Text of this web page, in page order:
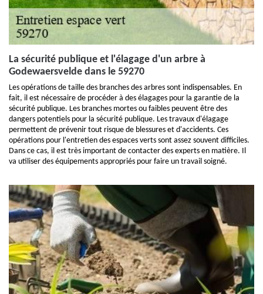
La sécurité publique et l'élagage d'un arbre à
Godewaersvelde dans le 59270
Les opérations de taille des branches des arbres sont indispensables. En
fait, il est nécessaire de procéder à des élagages pour la garantie de la
sécurité publique. Les branches mortes ou faibles peuvent être des
dangers potentiels pour la sécurité publique. Les travaux d'élagage
permettent de prévenir tout risque de blessures et d'accidents. Ces
opérations pour l'entretien des espaces verts sont assez souvent difficiles.
Dans ce cas, il est très important de contacter des experts en matière. Il
va utiliser des équipements appropriés pour faire un travail soigné.